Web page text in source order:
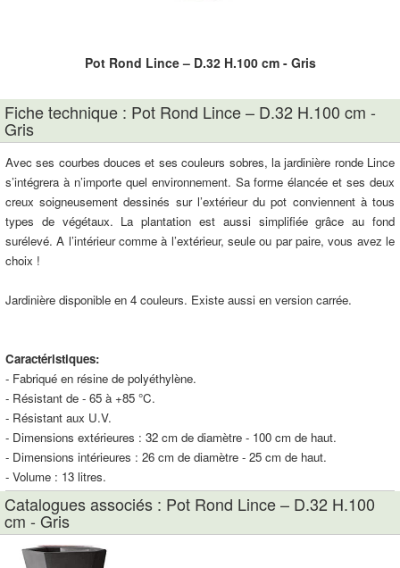
Pot Rond Lince – D.32 H.100 cm - Gris
Fiche technique : Pot Rond Lince – D.32 H.100 cm -
Gris
Avec ses courbes douces et ses couleurs sobres, la jardinière ronde Lince
s’intégrera à n’importe quel environnement. Sa forme élancée et ses deux
creux soigneusement dessinés sur l’extérieur du pot conviennent à tous
types de végétaux. La plantation est aussi simplifiée grâce au fond
surélevé. A l’intérieur comme à l’extérieur, seule ou par paire, vous avez le
choix !
Jardinière disponible en 4 couleurs. Existe aussi en version carrée.
Caractéristiques:
- Fabriqué en résine de polyéthylène.
- Résistant de - 65 à +85 °C.
- Résistant aux U.V.
- Dimensions extérieures : 32 cm de diamètre - 100 cm de haut.
- Dimensions intérieures : 26 cm de diamètre - 25 cm de haut.
- Volume : 13 litres.
Catalogues associés : Pot Rond Lince – D.32 H.100
cm - Gris